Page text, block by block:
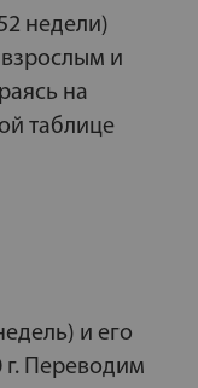
недели)
и
на
таблице
и его
г. Переводим